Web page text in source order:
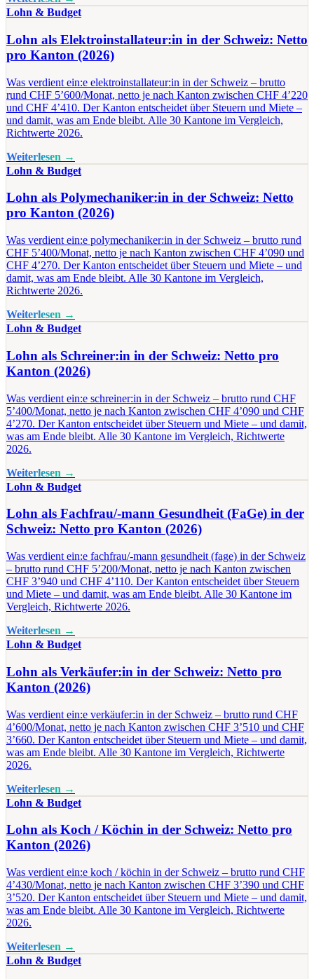
Lohn & Budget
Lohn als Elektroinstallateur:in in der Schweiz: Netto
pro Kanton (2026)
Was verdient ein:e elektroinstallateur:in in der Schweiz – brutto
rund CHF 5’600/Monat, netto je nach Kanton zwischen CHF 4’220
und CHF 4’410. Der Kanton entscheidet über Steuern und Miete –
und damit, was am Ende bleibt. Alle 30 Kantone im Vergleich,
Richtwerte 2026.
Weiterlesen →
Lohn & Budget
Lohn als Polymechaniker:in in der Schweiz: Netto
pro Kanton (2026)
Was verdient ein:e polymechaniker:in in der Schweiz – brutto rund
CHF 5’400/Monat, netto je nach Kanton zwischen CHF 4’090 und
CHF 4’270. Der Kanton entscheidet über Steuern und Miete – und
damit, was am Ende bleibt. Alle 30 Kantone im Vergleich,
Richtwerte 2026.
Weiterlesen →
Lohn & Budget
Lohn als Schreiner:in in der Schweiz: Netto pro
Kanton (2026)
Was verdient ein:e schreiner:in in der Schweiz – brutto rund CHF
5’400/Monat, netto je nach Kanton zwischen CHF 4’090 und CHF
4’270. Der Kanton entscheidet über Steuern und Miete – und damit,
was am Ende bleibt. Alle 30 Kantone im Vergleich, Richtwerte
2026.
Weiterlesen →
Lohn & Budget
Lohn als Fachfrau/-mann Gesundheit (FaGe) in der
Schweiz: Netto pro Kanton (2026)
Was verdient ein:e fachfrau/-mann gesundheit (fage) in der Schweiz
– brutto rund CHF 5’200/Monat, netto je nach Kanton zwischen
CHF 3’940 und CHF 4’110. Der Kanton entscheidet über Steuern
und Miete – und damit, was am Ende bleibt. Alle 30 Kantone im
Vergleich, Richtwerte 2026.
Weiterlesen →
Lohn & Budget
Lohn als Verkäufer:in in der Schweiz: Netto pro
Kanton (2026)
Was verdient ein:e verkäufer:in in der Schweiz – brutto rund CHF
4’600/Monat, netto je nach Kanton zwischen CHF 3’510 und CHF
3’660. Der Kanton entscheidet über Steuern und Miete – und damit,
was am Ende bleibt. Alle 30 Kantone im Vergleich, Richtwerte
2026.
Weiterlesen →
Lohn & Budget
Lohn als Koch / Köchin in der Schweiz: Netto pro
Kanton (2026)
Was verdient ein:e koch / köchin in der Schweiz – brutto rund CHF
4’430/Monat, netto je nach Kanton zwischen CHF 3’390 und CHF
3’520. Der Kanton entscheidet über Steuern und Miete – und damit,
was am Ende bleibt. Alle 30 Kantone im Vergleich, Richtwerte
2026.
Weiterlesen →
Lohn & Budget